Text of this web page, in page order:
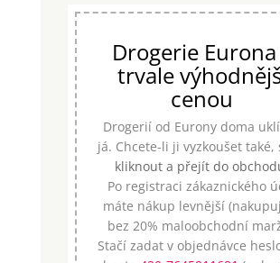
Drogerie
trvale
cenou
Drogerií od Eurony doma
já. Chcete-li ji vyzkoušet také,
kliknout a přejít do
Po registraci zákaznického
máte nákup levnější
bez 20% maloobchodní
Stačí zadat v objednávce